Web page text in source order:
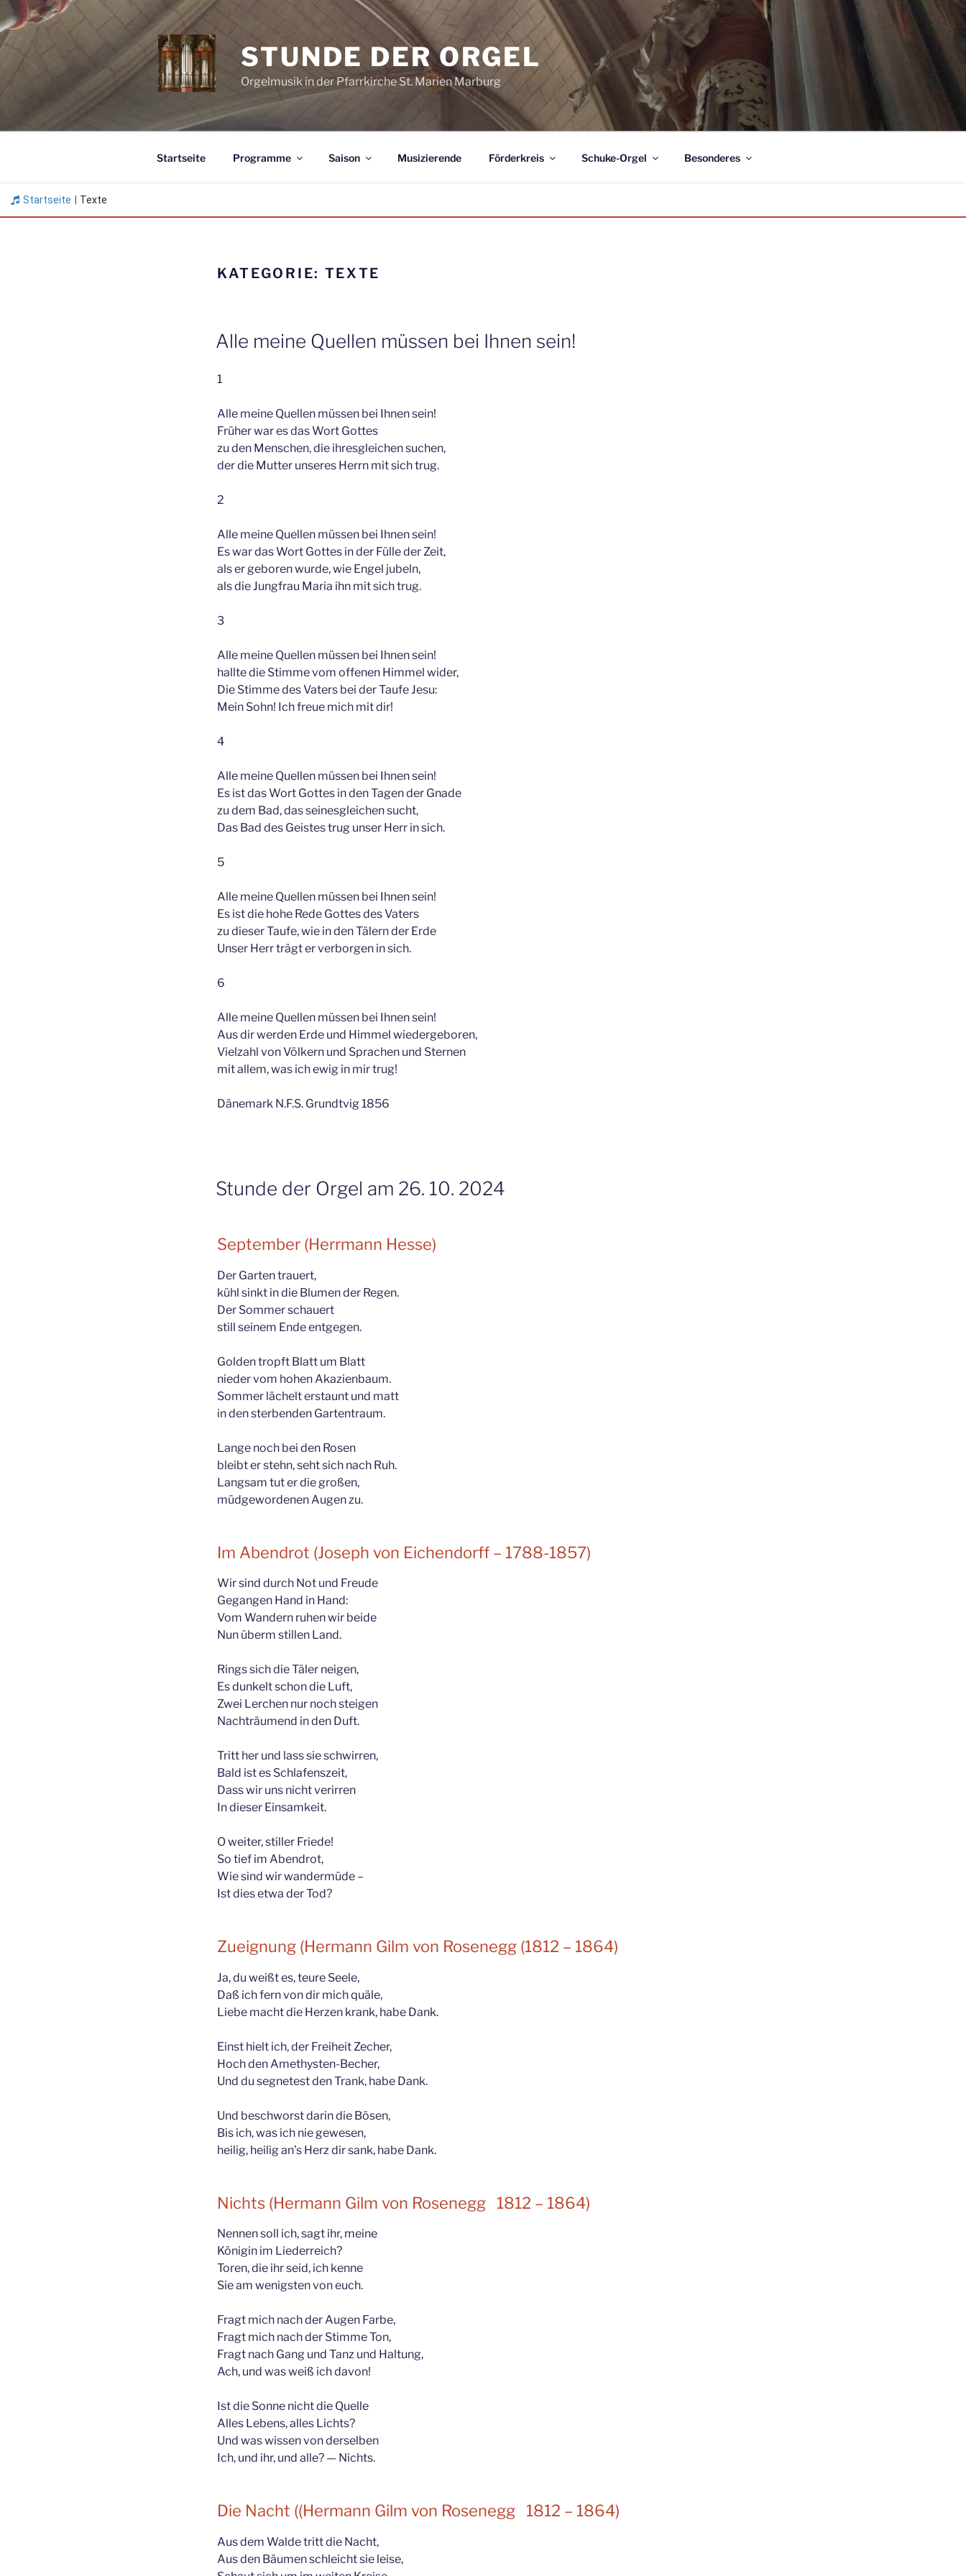
Zum
Inhalt
springen
STUNDE DER ORGEL
Orgelmusik in der Pfarrkirche St. Marien Marburg
Startseite Programme Saison Musizierende Förderkreis Schuke-Orgel Besonderes
Startseite Texte
KATEGORIE: TEXTE
Alle meine Quellen müssen bei Ihnen sein!
1
Alle meine Quellen müssen bei Ihnen sein!
Früher war es das Wort Gottes
zu den Menschen, die ihresgleichen suchen,
der die Mutter unseres Herrn mit sich trug.
2
Alle meine Quellen müssen bei Ihnen sein!
Es war das Wort Gottes in der Fülle der Zeit,
als er geboren wurde, wie Engel jubeln,
als die Jungfrau Maria ihn mit sich trug.
3
Alle meine Quellen müssen bei Ihnen sein!
hallte die Stimme vom offenen Himmel wider,
Die Stimme des Vaters bei der Taufe Jesu:
Mein Sohn! Ich freue mich mit dir!
4
Alle meine Quellen müssen bei Ihnen sein!
Es ist das Wort Gottes in den Tagen der Gnade
zu dem Bad, das seinesgleichen sucht,
Das Bad des Geistes trug unser Herr in sich.
5
Alle meine Quellen müssen bei Ihnen sein!
Es ist die hohe Rede Gottes des Vaters
zu dieser Taufe, wie in den Tälern der Erde
Unser Herr trägt er verborgen in sich.
6
Alle meine Quellen müssen bei Ihnen sein!
Aus dir werden Erde und Himmel wiedergeboren,
Vielzahl von Völkern und Sprachen und Sternen
mit allem, was ich ewig in mir trug!
Dänemark N.F.S. Grundtvig 1856
Stunde der Orgel am 26. 10. 2024
September (Herrmann Hesse)
Der Garten trauert,
kühl sinkt in die Blumen der Regen.
Der Sommer schauert
still seinem Ende entgegen.
Golden tropft Blatt um Blatt
nieder vom hohen Akazienbaum.
Sommer lächelt erstaunt und matt
in den sterbenden Gartentraum.
Lange noch bei den Rosen
bleibt er stehn, seht sich nach Ruh.
Langsam tut er die großen,
müdgewordenen Augen zu.
Im Abendrot (Joseph von Eichendorff – 1788-1857)
Wir sind durch Not und Freude
Gegangen Hand in Hand:
Vom Wandern ruhen wir beide
Nun überm stillen Land.
Rings sich die Täler neigen,
Es dunkelt schon die Luft,
Zwei Lerchen nur noch steigen
Nachträumend in den Duft.
Tritt her und lass sie schwirren,
Bald ist es Schlafenszeit,
Dass wir uns nicht verirren
In dieser Einsamkeit.
O weiter, stiller Friede!
So tief im Abendrot,
Wie sind wir wandermüde –
Ist dies etwa der Tod?
Zueignung (Hermann Gilm von Rosenegg (1812 – 1864)
Ja, du weißt es, teure Seele,
Daß ich fern von dir mich quäle,
Liebe macht die Herzen krank, habe Dank.
Einst hielt ich, der Freiheit Zecher,
Hoch den Amethysten-Becher,
Und du segnetest den Trank, habe Dank.
Und beschworst darin die Bösen,
Bis ich, was ich nie gewesen,
heilig, heilig an’s Herz dir sank, habe Dank.
Nichts (Hermann Gilm von Rosenegg 1812 – 1864)
Nennen soll ich, sagt ihr, meine
Königin im Liederreich?
Toren, die ihr seid, ich kenne
Sie am wenigsten von euch.
Fragt mich nach der Augen Farbe,
Fragt mich nach der Stimme Ton,
Fragt nach Gang und Tanz und Haltung,
Ach, und was weiß ich davon!
Ist die Sonne nicht die Quelle
Alles Lebens, alles Lichts?
Und was wissen von derselben
Ich, und ihr, und alle? — Nichts.
Die Nacht ((Hermann Gilm von Rosenegg 1812 – 1864)
Aus dem Walde tritt die Nacht,
Aus den Bäumen schleicht sie leise,